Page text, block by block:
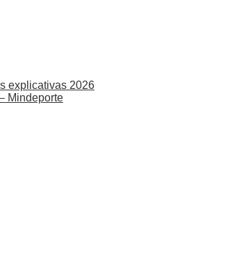
explicativas 2026
Mindeporte